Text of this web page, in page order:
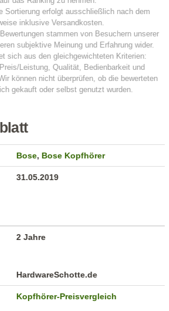
Bose,Bose Kopfhörer
31.05.2019
2 Jahre
HardwareSchotte.de
Kopfhörer-Preisvergleich